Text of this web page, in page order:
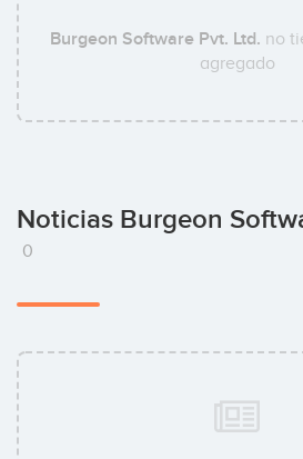
Burgeon Software Pvt. Ltd. no
agregado
Noticias Burgeon
0